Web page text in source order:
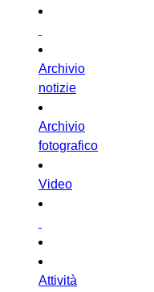
Archivio
notizie
Archivio
fotografico
Video
Attività